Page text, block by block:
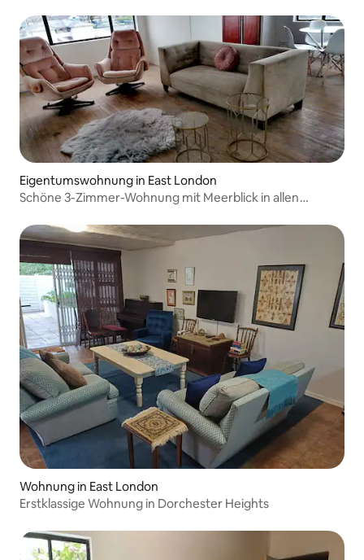
Eigentumswohnung in East London
Schöne 3-Zimmer-Wohnung mit Meerblick in allen
Wohnung in East London
Erstklassige Wohnung in Dorchester Heights